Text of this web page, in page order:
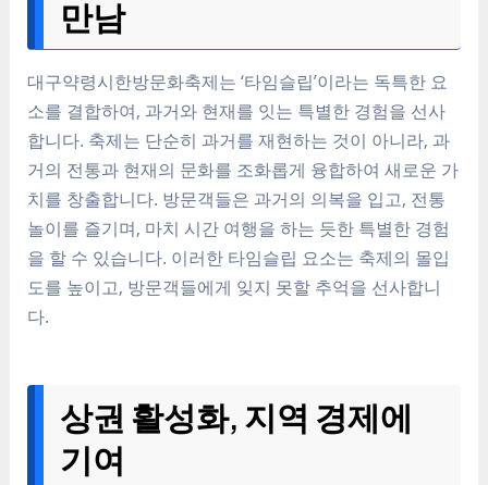
만남
대구약령시한방문화축제는 ‘타임슬립’이라는 독특한 요
소를 결합하여, 과거와 현재를 잇는 특별한 경험을 선사
합니다. 축제는 단순히 과거를 재현하는 것이 아니라, 과
거의 전통과 현재의 문화를 조화롭게 융합하여 새로운 가
치를 창출합니다. 방문객들은 과거의 의복을 입고, 전통
놀이를 즐기며, 마치 시간 여행을 하는 듯한 특별한 경험
을 할 수 있습니다. 이러한 타임슬립 요소는 축제의 몰입
도를 높이고, 방문객들에게 잊지 못할 추억을 선사합니
다.
상권 활성화, 지역 경제에
기여